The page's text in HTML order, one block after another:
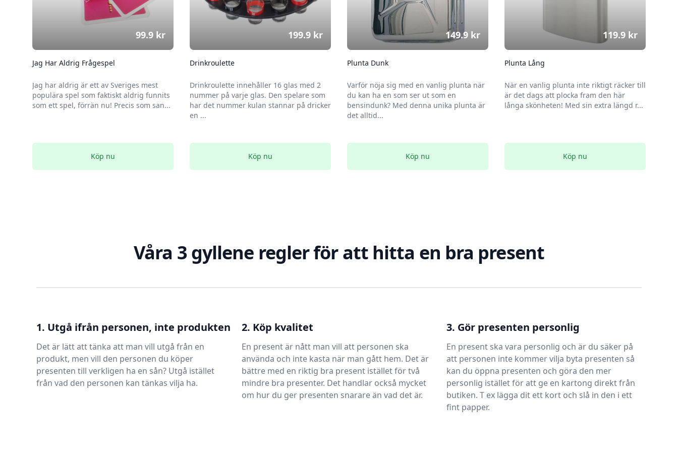
Jag Har Aldrig Frågespel
Jag har aldrig är ett av Sveriges mest
populära spel som faktiskt aldrig funnits
som ett spel, förrän nu! Precis som san...
99.9 kr
Köp nu
Drinkroulette
Drinkroulette innehåller 16 glas med 2
nummer på varje glas. Den spelare som
har det nummer kulan stannar på dricker
en ...
199.9 kr
Köp nu
Plunta Dunk
Varför nöja sig med en vanlig plunta när
du kan ha en som ser ut som en
bensindunk? Med denna unika plunta är
det alltid...
149.9 kr
Köp nu
Plunta Lång
När en vanlig plunta inte riktigt räcker till
är det dags att plocka fram den här
långa skönheten! Med sin extra längd r...
119.9 kr
Köp nu
Våra 3 gyllene regler för att hitta en bra present
1. Utgå ifrån personen, inte produkten
Det är lätt att tänka att man vill utgå från en
produkt, men vill den personen du köper
presenten till verkligen ha en sån? Utgå istället
från vad den personen kan tänkas vilja ha.
2. Köp kvalitet
En present är nått man vill att personen ska
använda och inte kasta när man gått hem. Det är
bättre med en riktig bra present istället för två
mindre bra presenter. Det handlar också mycket
om hur du ger presenten snarare än vad det är.
3. Gör presenten personlig
En present ska vara personlig och är du säker på
att personen inte kommer vilja byta presenten så
kan du öppna presenten och göra den mer
personlig istället för att ge en kartong direkt från
butiken. T ex lägga dit ett kort och slå in den i ett
fint papper.